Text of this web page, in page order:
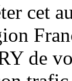
de